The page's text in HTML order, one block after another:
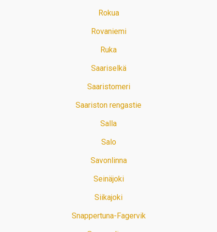
Rokua
Rovaniemi
Ruka
Saariselkä
Saaristomeri
Saariston rengastie
Salla
Salo
Savonlinna
Seinäjoki
Siikajoki
Snappertuna-Fagervik